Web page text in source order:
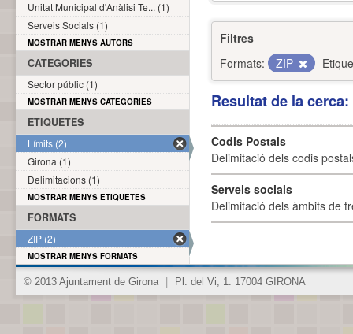
Filtres
Formats:
ZIP
Resultat de la
Codis Postals
Delimitació dels codis
Serveis socials
Delimitació dels àmbits de
Unitat Municipal d'Anàlisi Te... (1)
Serveis Socials (1)
MOSTRAR MENYS AUTORS
CATEGORIES
Sector públic (1)
MOSTRAR MENYS CATEGORIES
ETIQUETES
Límits (2)
Girona (1)
Delimitacions (1)
MOSTRAR MENYS ETIQUETES
FORMATS
ZIP (2)
MOSTRAR MENYS FORMATS
© 2013 Ajuntament de Girona Pl. del Vi, 1. 17004 GIRONA